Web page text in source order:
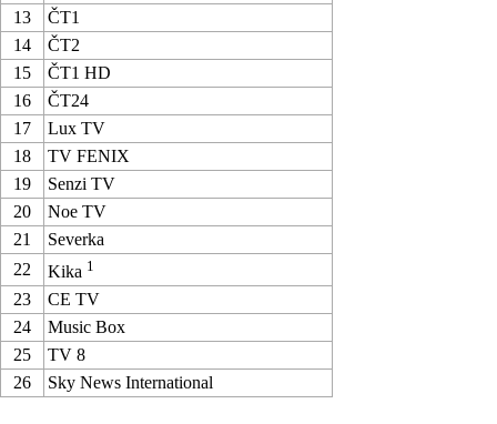
13
ČT1
14
ČT2
15
ČT1 HD
16
ČT24
17
Lux TV
18
TV FENIX
19
Senzi TV
20
Noe TV
21
Severka
22
Kika 1
23
CE TV
24
Music Box
25
TV 8
26
Sky News International